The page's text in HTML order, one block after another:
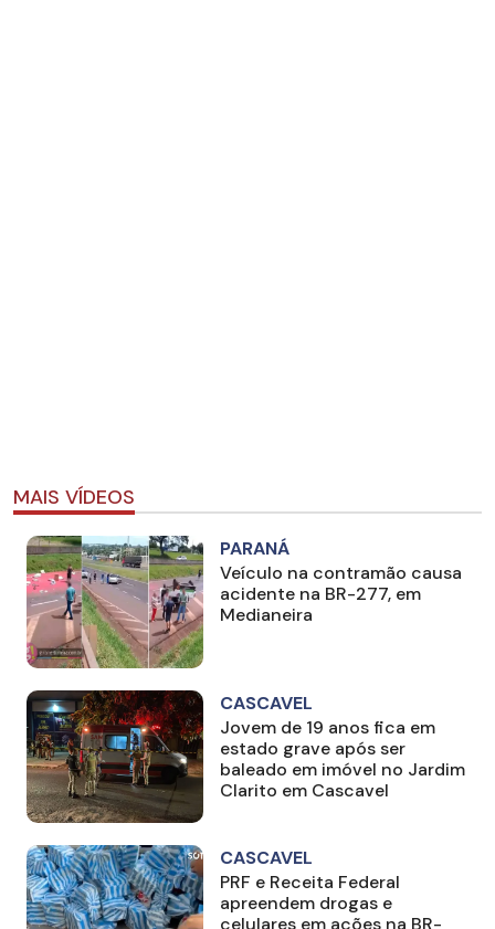
MAIS VÍDEOS
PARANÁ
Veículo na contramão causa
acidente na BR-277, em
Medianeira
CASCAVEL
Jovem de 19 anos fica em
estado grave após ser
baleado em imóvel no Jardim
Clarito em Cascavel
CASCAVEL
PRF e Receita Federal
apreendem drogas e
celulares em ações na BR-